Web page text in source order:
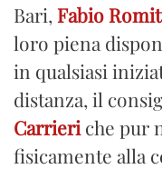
Bari, Fabio
loro piena
in qualsiasi
distanza, il
Carrieriche pur
fisicamente alla